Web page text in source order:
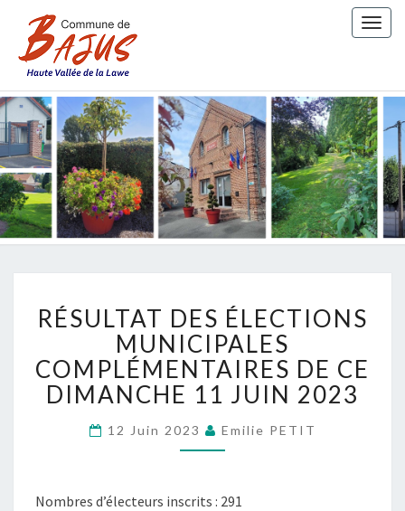
DE
DES
ÉLECTIONS
MUNICIPALES
COMPLÉMENTAIRES
DE
DIMANCHE
11
2023
RÉSULTAT DES ÉLECTIONS
MUNICIPALES
COMPLÉMENTAIRES DE CE
DIMANCHE 11 JUIN 2023
12 Juin 2023 Emilie PETIT
Nombres d’électeurs inscrits : 291